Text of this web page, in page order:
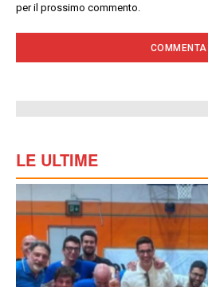
per il prossimo commento.
LE ULTIME